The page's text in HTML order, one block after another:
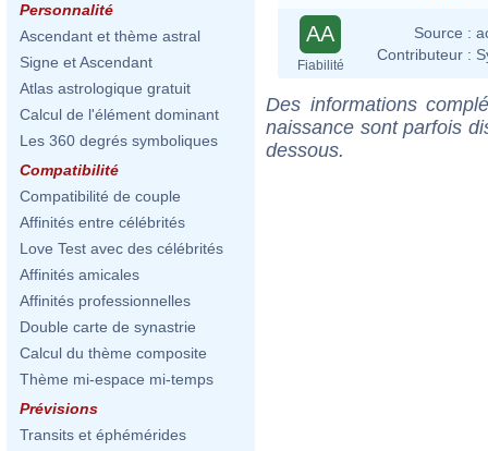
Personnalité
Ascendant et thème astral
Signe et Ascendant
Atlas astrologique gratuit
Calcul de l'élément dominant
Les 360 degrés symboliques
Compatibilité
Compatibilité de couple
Affinités entre célébrités
Love Test avec des célébrités
Affinités amicales
Affinités professionnelles
Double carte de synastrie
Calcul du thème composite
Thème mi-espace mi-temps
Prévisions
Transits et éphémérides
AA
Fiabilité
Source :
Contributeur :
Des informations
naissance sont parfois
dessous.